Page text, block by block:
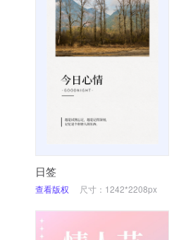
日签
查看版权 尺寸：1242*2208px